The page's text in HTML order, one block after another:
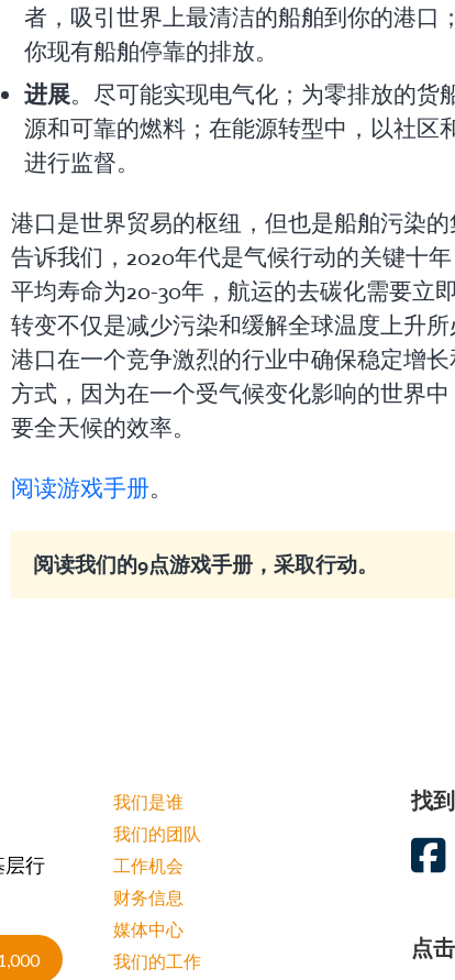
者，吸引世界上最清洁的船舶到你的港口
你现有船舶停靠的排放。
进展。尽可能实现电气化；为零排放的货
源和可靠的燃料；在能源转型中，以社区
进行监督。
港口是世界贸易的枢纽，但也是船舶污染
告诉我们，2020年代是气候行动的关键十
平均寿命为20-30年，航运的去碳化需要立
转变不仅是减少污染和缓解全球温度上升
港口在一个竞争激烈的行业中确保稳定增
方式，因为在一个受气候变化影响的世界
要全天候的效率。
阅读游戏手册。
阅读我们的9点游戏手册，采取行动。
层行
我们是谁
我们的团队
工作机会
财务信息
媒体中心
我们的工作
找
点